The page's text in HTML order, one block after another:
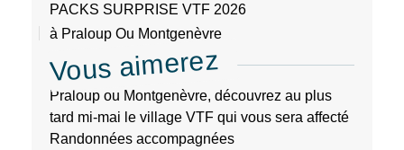
PACKS SURPRISE VTF 2026
à Praloup Ou Montgenèvre
Vous aimerez
Praloup ou Montgenèvre, découvrez au plus
tard mi-mai le village VTF qui vous sera affecté
Randonnées accompagnées